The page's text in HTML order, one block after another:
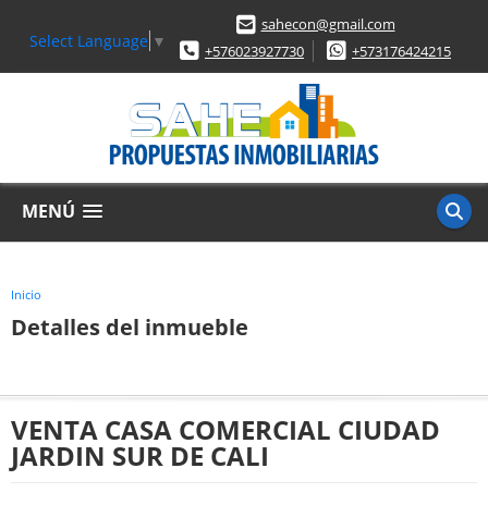
Select Language ▼
sahecon@gmail.com
+576023927730
+573176424215
MENÚ
Inicio
Detalles del inmueble
VENTA CASA COMERCIAL CIUDAD
JARDIN SUR DE CALI